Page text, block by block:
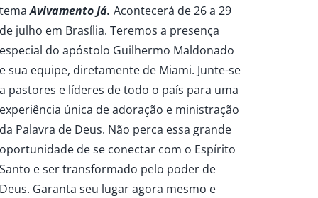
temaAvivamento Já.Acontecerá de 26 a 29
de julho em Brasília. Teremos a presença
especial do apóstolo Guilhermo Maldonado
e sua equipe, diretamente de Miami. Junte-se
a pastores e líderes de todo o país para uma
experiência única de adoração e ministração
da Palavra de Deus. Não perca essa grande
oportunidade de se conectar com o Espírito
Santo e ser transformado pelo poder de
Deus. Garanta seu lugar agora mesmo e